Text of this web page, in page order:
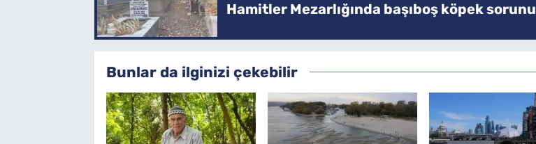
Hamitler Mezarlığında başıboş köpek sorunu
Bunlar da ilginizi çekebilir